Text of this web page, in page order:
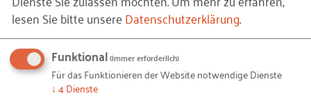
Dr. Natalia Gorynia-Pfeffer
lesen Sie bitte unsereDatenschutzerklärung.
Funktional(immer erforderlich)
Für das Funktionieren der Website notwendige Dienste
↓ 4Dienste